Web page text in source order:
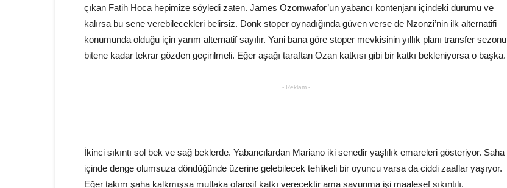
çıkan Fatih Hoca hepimize söyledi zaten. James Ozornwafor’un yabancı kontenjanı içindeki durumu ve
kalırsa bu sene verebilecekleri belirsiz. Donk stoper oynadığında güven verse de Nzonzi’nin ilk alternatifi
konumunda olduğu için yarım alternatif sayılır. Yani bana göre stoper mevkisinin yıllık planı transfer sezonu
bitene kadar tekrar gözden geçirilmeli. Eğer aşağı taraftan Ozan katkısı gibi bir katkı bekleniyorsa o başka.
- Reklam -
İkinci sıkıntı sol bek ve sağ beklerde. Yabancılardan Mariano iki senedir yaşlılık emareleri gösteriyor. Saha
içinde denge olumsuza döndüğünde üzerine gelebilecek tehlikeli bir oyuncu varsa da ciddi zaaflar yaşıyor.
Eğer takım şaha kalkmışsa mutlaka ofansif katkı verecektir ama savunma işi maalesef sıkıntılı.